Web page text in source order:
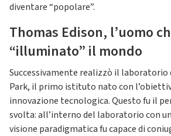
diventare “popolare”.
Thomas Edison, l’uomo
“illuminato” il mondo
Successivamente realizzò il laboratorio
Park, il primo istituto nato con
innovazione tecnologica. Questo fu il
svolta: all’interno del laboratorio con
visione paradigmatica fu capace di